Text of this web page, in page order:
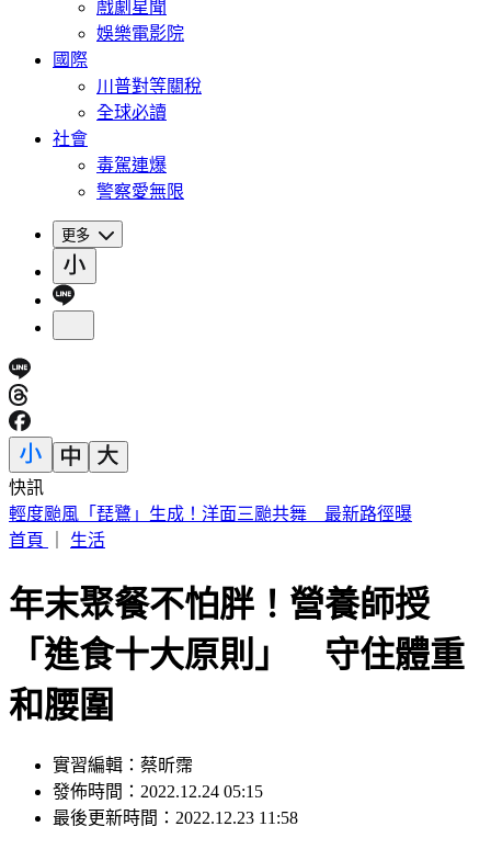
戲劇星聞
娛樂電影院
國際
川普對等關稅
全球必讀
社會
毒駕連爆
警察愛無限
更多
快訊
6點到了！打開電視TVBS42台，跟韓國同步LIVE看愛豆夏日
歌謠大戰
年末聚餐不怕胖！營養師授
「進食十大原則」 守住體重
和腰圍
實習編輯：蔡昕霈
發佈時間：2022.12.24 05:15